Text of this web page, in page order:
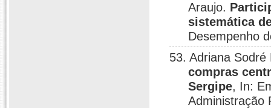
Araujo.
sistemática
Desempenho
53. Adriana
compras
Sergipe, In:
Administração